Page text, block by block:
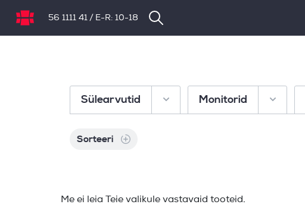
NB.ee
56 1111 41 / E-R: 10-18
Sülearvutid Monitorid
Sorteeri
Me ei leia Teie valikule vastavaid tooteid.